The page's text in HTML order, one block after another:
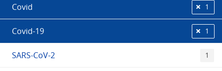
Covid 1
Covid-19 1
SARS-CoV-2 1